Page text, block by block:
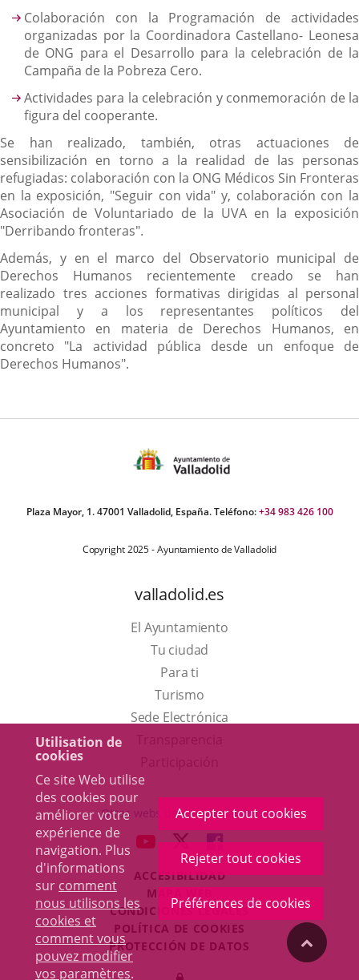
Utilisation de
cookies
Ce site Web utilise
des cookies pour
améliorer votre
expérience de
navigation. Plus
d'informations
sur comment
nous utilisons les
cookies et
comment vous
pouvez modifier
vos paramètres.
Accepter tout cookies
Rejeter tout cookies
Préférences de cookies
Colaboración con la Programación de actividades
organizadas por la Coordinadora Castellano- Leonesa
de ONG para el Desarrollo para la celebración de la
Campaña de la Pobreza Cero.
Actividades para la celebración y conmemoración de la
figura del cooperante.
Se han realizado, también, otras actuaciones de
sensibilización en torno a la realidad de las personas
refugiadas: colaboración con la ONG Médicos Sin Fronteras
en la exposición, "Seguir con vida" y, colaboración con la
Asociación de Voluntariado de la UVA en la exposición
"Derribando fronteras".
Además, y en el marco del Observatorio municipal de
Derechos Humanos recientemente creado se han
realizado tres acciones formativas dirigidas al personal
municipal y a los representantes políticos del
Ayuntamiento en materia de Derechos Humanos, en
concreto "La actividad pública desde un enfoque de
Derechos Humanos".
Plaza Mayor, 1. 47001 Valladolid, España. Teléfono:+34 983 426 100
Copyright 2025 - Ayuntamiento de Valladolid
valladolid.es
El Ayuntamiento
Tu ciudad
Para ti
TurismoEste
enlace
una
ventana
nueva.
Sede Electrónica
externa.
Otras webs del ayuntamiento
ENLACE
UNA
APLICACIÓN
EXTERNA.
ENLACE
A
UNA
APLICACIÓN
EXTERNA.
ENLACE
A
UNA
APLICACIÓN
EXTERNA.
ACCESIBILIDAD
MAPA WEB
CONDICIONES LEGALES
POLÍTICA DE COOKIES
PROTECCIÓN DE DATOS
Iniciar
"Volver